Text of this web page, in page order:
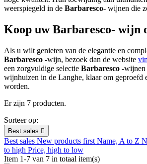
Tannine
Tags
Exclusief
Favorieten
View products7
weerspiegeld in de Barbaresco- wijnen die
Koop uwBarbaresco- wijn
Als u wilt genieten van de elegantie en
Barbaresco -wijn, bezoek dan de website
een zorgvuldige selectie Barbaresco -wijnen
wijnhuizen in de Langhe, klaar om geproefd
worden.
Er zijn 7 producten.
Sorteer op:
Best sales 
Best sales New products first Name, A to Z
to high Price, high to low
Item 1-7 van 7 in totaal item(s)